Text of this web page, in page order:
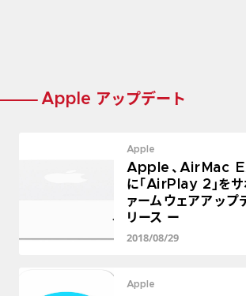
Apple アップデート
Apple
Apple、AirMac
に「AirPlay 2」をサ
ァームウェアアップ
リース ー
2018/08/29
Apple